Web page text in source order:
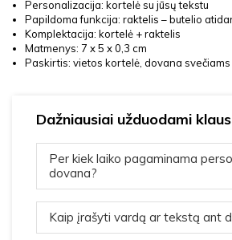
Personalizacija: kortelė su jūsų tekstu
Papildoma funkcija: raktelis – butelio
Komplektacija: kortelė + raktelis
Matmenys: 7 x 5 x 0,3 cm
Paskirtis: vietos kortelė, dovana svečiams
Dažniausiai užduodami
Per kiek laiko pagaminama
dovana?
Kaip įrašyti vardą ar tekstą ant